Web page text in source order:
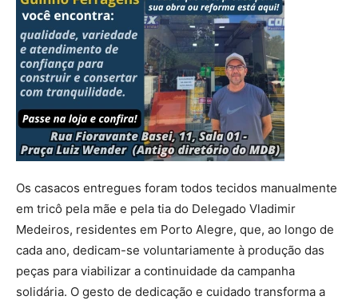
Os casacos entregues foram todos tecidos manualmente
em tricô pela mãe e pela tia do Delegado Vladimir
Medeiros, residentes em Porto Alegre, que, ao longo de
cada ano, dedicam-se voluntariamente à produção das
peças para viabilizar a continuidade da campanha
solidária. O gesto de dedicação e cuidado transforma a